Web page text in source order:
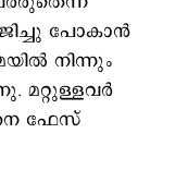
പോകാൻ
നിന്നും
മറ്റുള്ളവർ
ഫേസ്